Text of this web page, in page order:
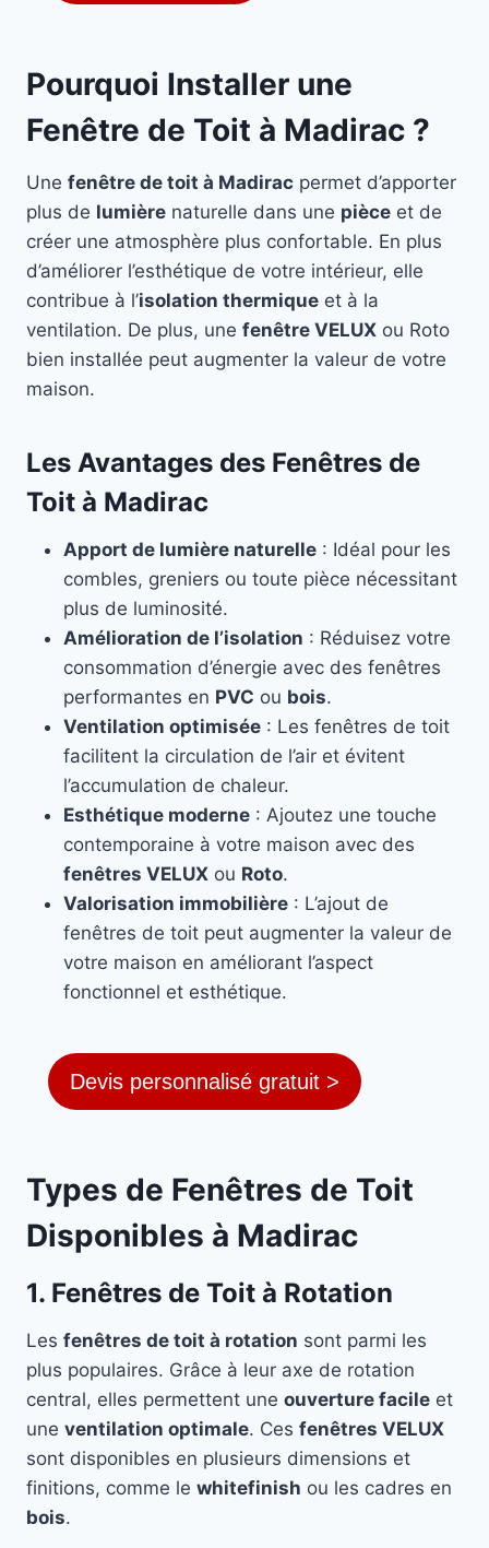
Pourquoi Installer une
Fenêtre de Toit à Madirac ?
Une fenêtre de toit à Madirac permet d’apporter
plus de lumière naturelle dans une pièce et de
créer une atmosphère plus confortable. En plus
d’améliorer l’esthétique de votre intérieur, elle
contribue à l’isolation thermique et à la
ventilation. De plus, une fenêtre VELUX ou Roto
bien installée peut augmenter la valeur de votre
maison.
Les Avantages des Fenêtres de
Toit à Madirac
Apport de lumière naturelle : Idéal pour les
combles, greniers ou toute pièce nécessitant
plus de luminosité.
Amélioration de l’isolation : Réduisez votre
consommation d’énergie avec des fenêtres
performantes en PVC ou bois.
Ventilation optimisée : Les fenêtres de toit
facilitent la circulation de l’air et évitent
l’accumulation de chaleur.
Esthétique moderne : Ajoutez une touche
contemporaine à votre maison avec des
fenêtres VELUX ou Roto.
Valorisation immobilière : L’ajout de
fenêtres de toit peut augmenter la valeur de
votre maison en améliorant l’aspect
fonctionnel et esthétique.
Devis personnalisé gratuit >
Types de Fenêtres de Toit
Disponibles à Madirac
1. Fenêtres de Toit à Rotation
Les fenêtres de toit à rotation sont parmi les
plus populaires. Grâce à leur axe de rotation
central, elles permettent une ouverture facile et
une ventilation optimale. Ces fenêtres VELUX
sont disponibles en plusieurs dimensions et
finitions, comme le whitefinish ou les cadres en
bois.